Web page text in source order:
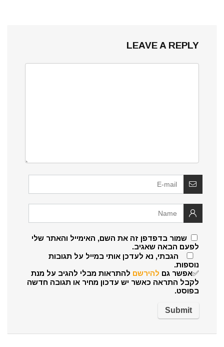
LEAVE A REPLY
שמור בדפדפן זה את השם, האימייל והאתר שלי
לפעם הבאה שאגיב.
הגבתי, נא לעדכן אותי במייל על תגובות
נוספות.
✅אפשר גם להירשם להתראות מבלי להגיב על מנת
לקבל התראה כאשר יש עדכון מחיר או תגובה חדשה
בפוסט.